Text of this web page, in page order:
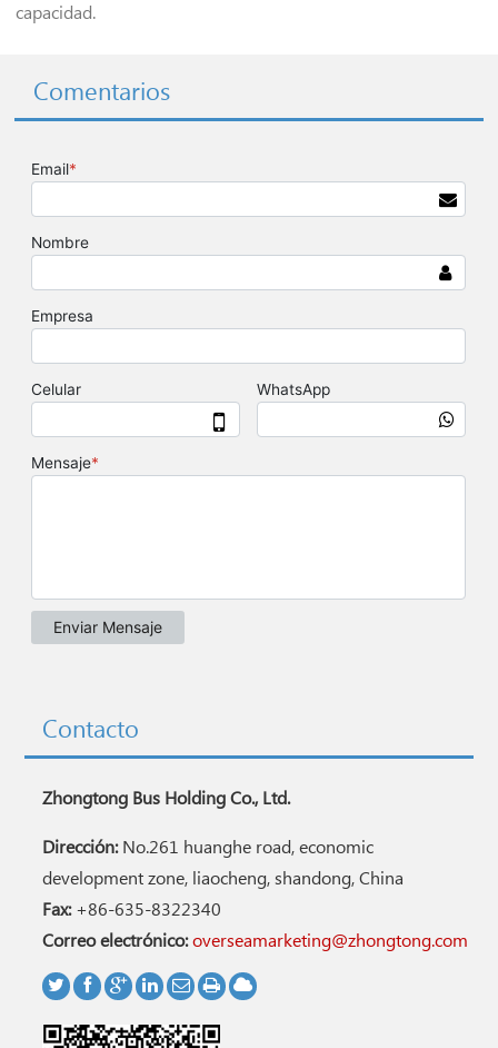
capacidad.
Comentarios
Contacto
Zhongtong Bus Holding Co., Ltd.
Dirección:No.261 huanghe road, economic
development zone, liaocheng, shandong, China
Fax:+86-635-8322340
Correo electrónico:overseamarketing@zhongtong.com